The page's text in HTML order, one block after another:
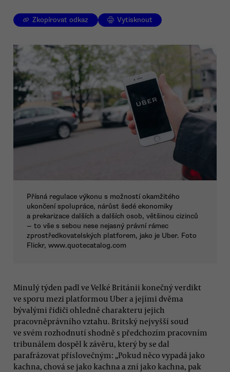
Zkopírovat odkaz Vytisknout
Přísná regulace výkonu s možností okamžitého
ukončení spolupráce, nárůst šedé ekonomiky
a prekarizace dalších a dalších osob, většinou cizinců
— to vše s sebou nese nejasný právní rámec
zprostředkovatelských platforem, jako je Uber. Foto
Flickr, www.quotecatalog.com
Minulý týden padl ve Velké Británii konečný verdikt
ve sporu mezi platformou Uber a jejími dvěma
bývalými řidiči ohledně charakteru jejich
pracovněprávního vztahu. Britský nejvyšší soud
ve svém rozhodnutí shodně s předchozím pracovním
tribunálem dospěl k závěru, který by se dal
parafrázovat příslovečným: „Pokud něco vypadá jako
kachna, chová se jako kachna a zní jako kachna, pak